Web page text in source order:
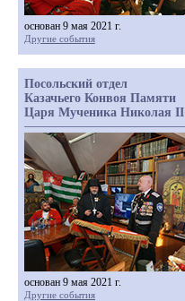
основан 9 мая 2021 г.
Другие события
Посольский отдел
Казачьего Конвоя Памяти
Царя Мученика Николая II
основан 9 мая 2021 г.
Другие события